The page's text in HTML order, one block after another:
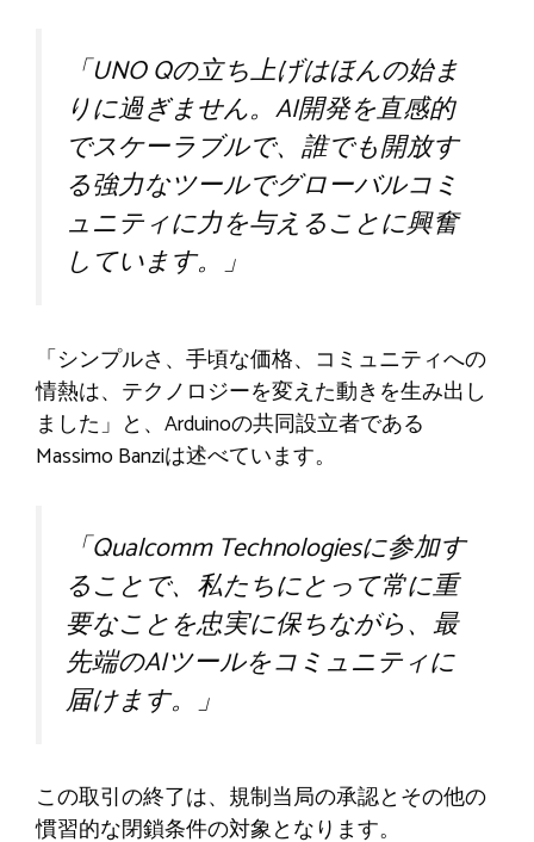
「UNO Qの立ち上げはほんの始ま
りに過ぎません。AI開発を直感的
でスケーラブルで、誰でも開放す
る強力なツールでグローバルコミ
ュニティに力を与えることに興奮
しています。」
「シンプルさ、手頃な価格、コミュニティへの
情熱は、テクノロジーを変えた動きを生み出し
ました」と、Arduinoの共同設立者である
Massimo Banziは述べています。
「Qualcomm Technologiesに参加す
ることで、私たちにとって常に重
要なことを忠実に保ちながら、最
先端のAIツールをコミュニティに
届けます。」
この取引の終了は、規制当局の承認とその他の
慣習的な閉鎖条件の対象となります。